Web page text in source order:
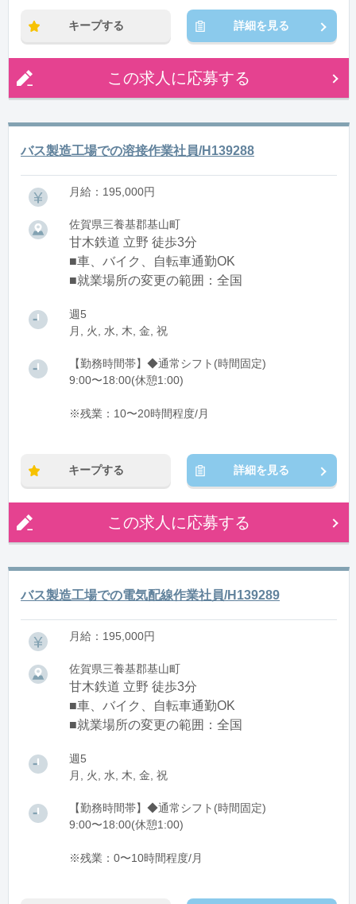
キープする
詳細を見る
この求人に応募する
バス製造工場での溶接作業社員/H139288
月給：195,000円
佐賀県三養基郡基山町
甘木鉄道 立野 徒歩3分
■車、バイク、自転車通勤OK
■就業場所の変更の範囲：全国
週5
月, 火, 水, 木, 金, 祝
【勤務時間帯】◆通常シフト(時間固定)
9:00〜18:00(休憩1:00)
※残業：10〜20時間程度/月
キープする 詳細を見る
この求人に応募する
バス製造工場での電気配線作業社員/H139289
月給：195,000円
佐賀県三養基郡基山町
甘木鉄道 立野 徒歩3分
■車、バイク、自転車通勤OK
■就業場所の変更の範囲：全国
週5
月, 火, 水, 木, 金, 祝
【勤務時間帯】◆通常シフト(時間固定)
9:00〜18:00(休憩1:00)
※残業：0〜10時間程度/月